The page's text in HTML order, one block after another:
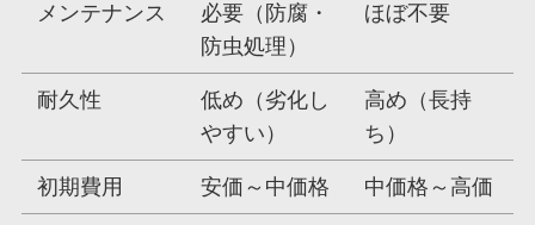
メンテナンス
必要（防腐・
防虫処理）
ほぼ不要
耐久性
低め（劣化し
やすい）
高め（長持
ち）
初期費用 安価～中価格 中価格～高価